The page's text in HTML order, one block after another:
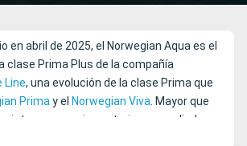
en abril de 2025, el Norwegian Aqua es el
clase Prima Plus de la compañía
Line, una evolución de la clase Prima que
Primay el Norwegian Viva. Mayor que
integra espacios exteriores ampliados,
restauración y atracciones inéditas,